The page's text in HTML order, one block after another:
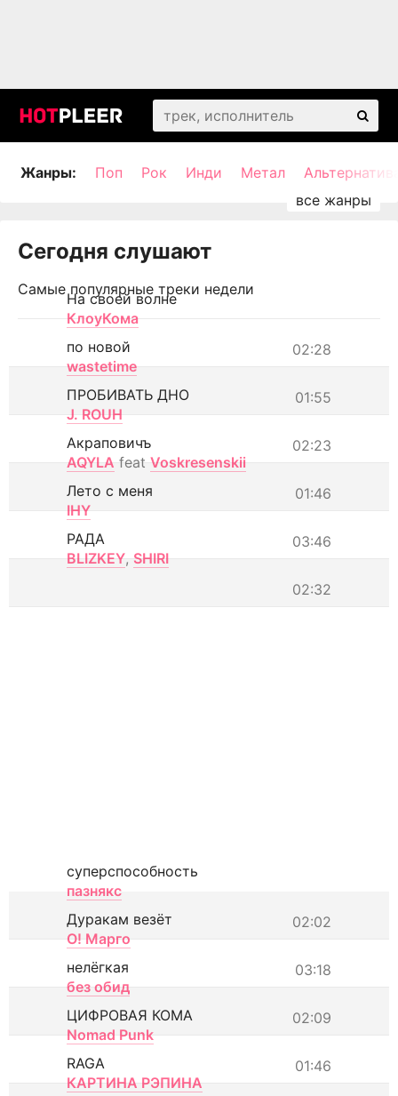
Жанры: Поп Рок Инди Метал
Сегодня слушают
Самые популярные треки недели
На своей волне
КлоуКома
02:28
по новой
wastetime
01:55
ПРОБИВАТЬ ДНО
J. ROUH
02:23
Акраповичъ
AQYLA feat Voskresenskii
01:46
Лето с меня
IHY
03:46
РАДА
BLIZKEY, SHIRI
02:32
суперспособность
пазнякс
02:02
Дуракам везёт
О! Марго
03:18
нелёгкая
без обид
02:09
ЦИФРОВАЯ КОМА
Nomad Punk
01:46
RAGA
КАРТИНА РЭПИНА